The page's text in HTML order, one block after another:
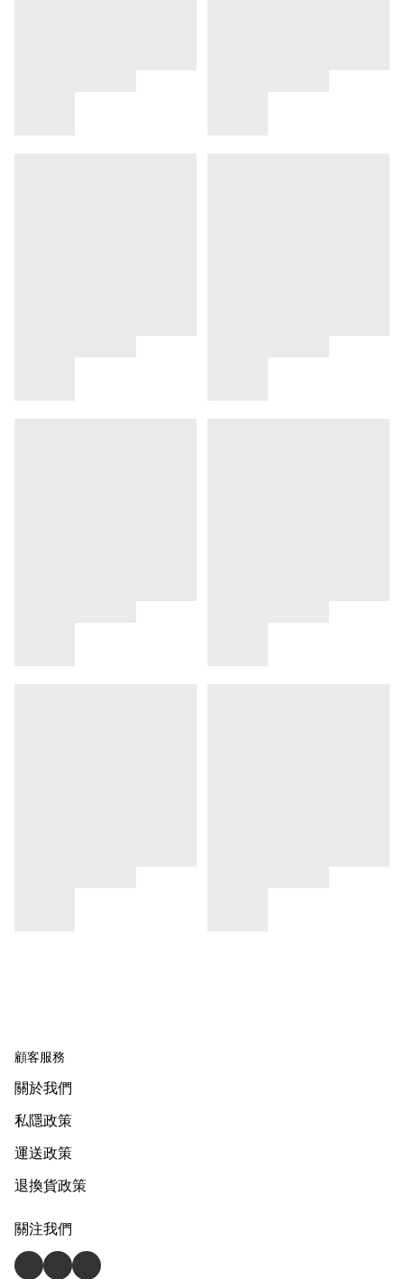
顧客服務
關於我們
私隱政策
運送政策
退換貨政策
關注我們